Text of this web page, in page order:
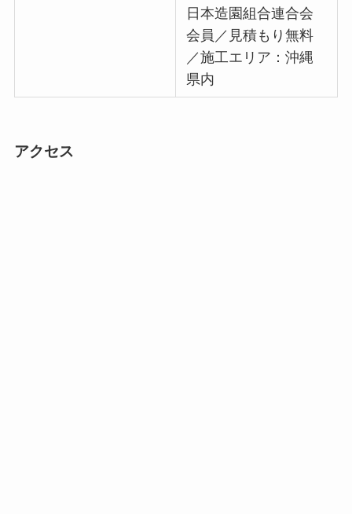
日本造園組合連合会
会員／見積もり無料
／施工エリア：沖縄
県内
アクセス